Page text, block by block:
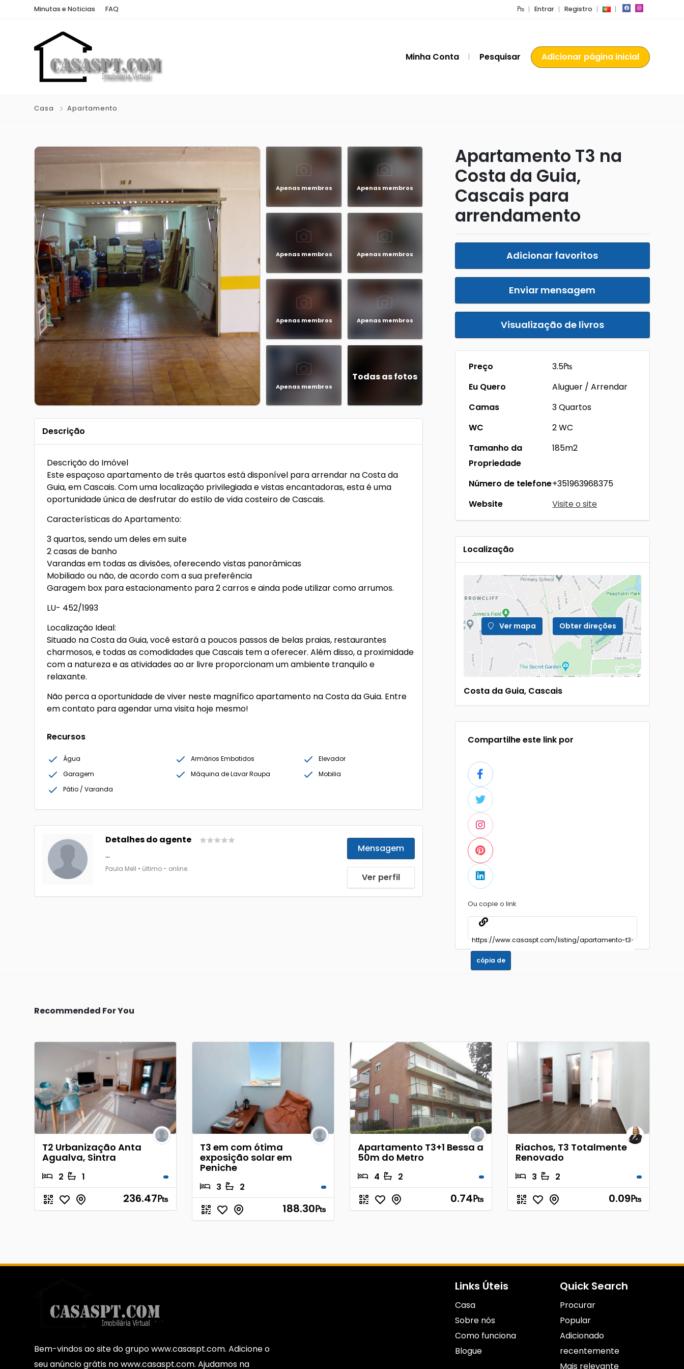
Minutas e Noticias FAQ ₧ Entrar Registro
Minha Conta Pesquisar Adicionar página inicial
Casa Apartamento
Apartamento T3 na
Costa da Guia,
Cascais para
arrendamento
Adicionar favoritos
Enviar mensagem
Visualização de livros
Preço
3.5₧
Eu Quero
Aluguer / Arrendar
Camas
3 Quartos
WC
2 WC
Tamanho da
Propriedade
185m2
Número de telefone+351963968375
Website
Visite o site
Localização
Ver mapa Obter direções
Costa da Guia, Cascais
Compartilhe este link por
Ou copie o link
cópia de
Apenas membros Apenas membros
Apenas membros Apenas membros
Apenas membros Apenas membros
Apenas membros
Todas as fotos
Descrição
Descrição do Imóvel
Este espaçoso apartamento de três quartos está disponível para arrendar na Costa da
Guia, em Cascais. Com uma localização privilegiada e vistas encantadoras, esta é uma
oportunidade única de desfrutar do estilo de vida costeiro de Cascais.
Características do Apartamento:
3 quartos, sendo um deles em suite
2 casas de banho
Varandas em todas as divisões, oferecendo vistas panorâmicas
Mobiliado ou não, de acordo com a sua preferência
Garagem box para estacionamento para 2 carros e ainda pode utilizar como arrumos.
LU- 452/1993
Localização Ideal:
Situado na Costa da Guia, você estará a poucos passos de belas praias, restaurantes
charmosos, e todas as comodidades que Cascais tem a oferecer. Além disso, a proximidade
com a natureza e as atividades ao ar livre proporcionam um ambiente tranquilo e
relaxante.
Não perca a oportunidade de viver neste magnífico apartamento na Costa da Guia. Entre
em contato para agendar uma visita hoje mesmo!
Recursos
Água Armários Embotidos
Elevador
Garagem
Máquina de Lavar Roupa
Mobilia
Pátio / Varanda
Detalhes do agente
...
Paula Mell • último - online.
Mensagem
Ver perfil
Recommended For You
T2 Urbanização Anta
Agualva, Sintra
2 1
236.47₧
T3 em com ótima
exposição solar em
Peniche
3 2
188.30₧
Apartamento T3+1 Bessa a
50m do Metro
4 2
0.74₧
Riachos, T3 Totalmente
Renovado
3 2
0.09₧
Bem-vindos ao site do grupo www.casaspt.com. Adicione o
seu anúncio grátis no www.casaspt.com. Ajudamos na
Links Úteis
Casa
Sobre nós
Como funciona
Blogue
Quick Search
Procurar
Popular
Adicionado
recentemente
Mais relevante